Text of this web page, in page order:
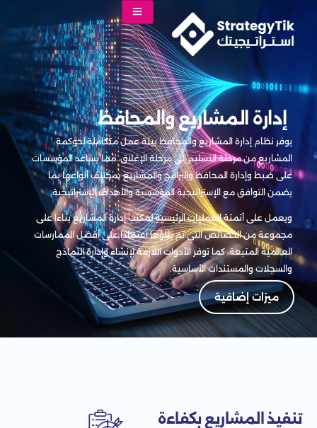
إدارة المشاريع والمحافظ
يوفر نظام إدارة المشاريع والمحافظ بيئة عمل متكاملة لحوكمة
المشاريع من مرحلة التسليم إلى مرحلة الإغلاق،.مما يساعد المؤسسات
على ضبط وإدارة المحافظ والبرامج والمشاريع بمختلف أنواعها بما
يضمن التوافق مع الإستراتيجية المؤسسية والأهداف الإستراتيجية.
ويعمل على أتمتة العمليات الرئيسية لمكتب إدارة المشاريع بناءا على
مجموعة من الخصائص التي تم بناؤها اعتمادا على أفضل الممارسات
العالمية المتبعة، كما توفر الأدوات اللازمة لإنشاء وإدارة النماذج
والسجلات والمستندات الأساسية.
ميزات إضافية
تنفيذ المشاريع بكفاءة